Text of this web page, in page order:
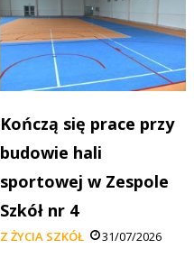
Kończą się prace przy
budowie hali
sportowej w Zespole
Szkół nr 4
Z ŻYCIA SZKÓŁ 31/07/2026